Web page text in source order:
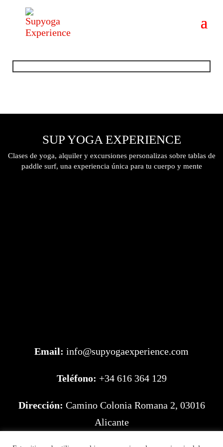
SUP YOGA EXPERIENCE
Clases de yoga, alquiler y excursiones personalizas sobre tablas de
paddle surf, una experiencia única para tu cuerpo y mente
Email: info@supyogaexperience.com
Teléfono: +34 616 364 129
Dirección: Camino Colonia Romana 2, 03016
Alicante